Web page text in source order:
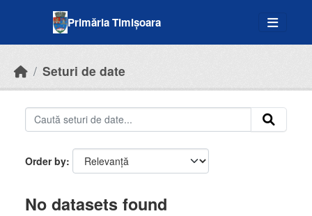
Primăria Timișoara
Seturi de date
Order by
No datasets found